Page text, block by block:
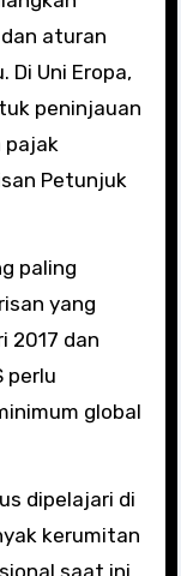
aturan
Di Uni Eropa,
peninjauan
pajak
Petunjuk
paling
yang
2017 dan
perlu
global
dipelajari di
kerumitan
saat ini